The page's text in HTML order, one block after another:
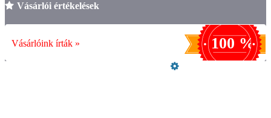
Vásárlói értékelések
Vásárlóink írták » 100 %